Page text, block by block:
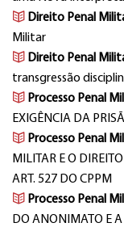
Direito Penal
Militar
Direito Penal
transgressão
Processo Penal
EXIGÊNCIA DA
Processo Penal
MILITAR E O
ART. 527 DO CPPM
Processo Penal
DO ANONIMATO E A